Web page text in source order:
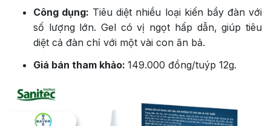
Công dụng: Tiêu diệt nhiều loại kiến bầy đàn với
số lượng lớn. Gel có vị ngọt hấp dẫn, giúp tiêu
diệt cả đàn chỉ với một vài con ăn bả.
Giá bán tham khảo: 149.000 đồng/tuýp 12g.